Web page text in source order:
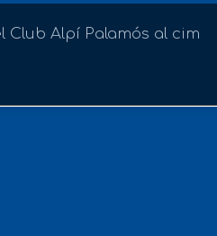
Club Alpí Palamós al cim